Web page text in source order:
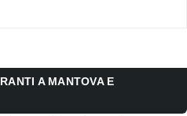
A MANTOVA E